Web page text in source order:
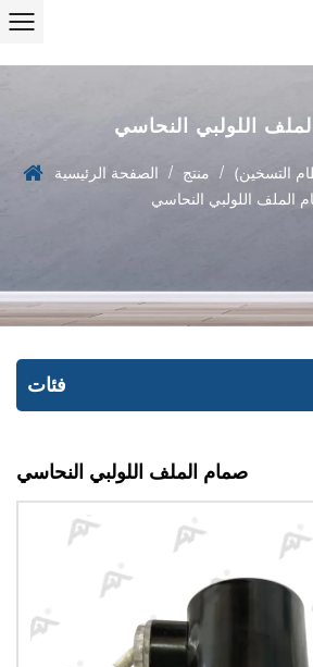
اللولبي النحاسي
الصفحة الرئيسية / منتج / التسخين)
الملف اللولبي النحاسي
فئات
صمام الملف اللولبي النحاسي